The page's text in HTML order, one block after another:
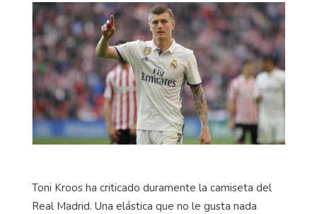
Toni Kroos ha criticado duramente la camiseta del
Real Madrid. Una elástica que no le gusta nada